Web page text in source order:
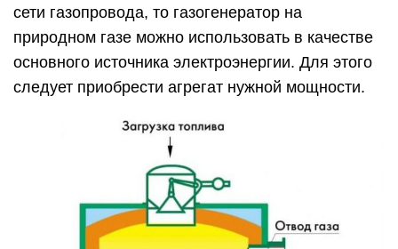
сети газопровода, то газогенератор на
природном газе можно использовать в качестве
основного источника электроэнергии. Для этого
следует приобрести агрегат нужной мощности.